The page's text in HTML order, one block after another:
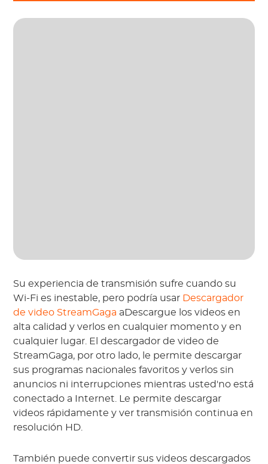
Su experiencia de transmisión sufre cuando su
Wi-Fi es inestable, pero podría usar Descargador
de video StreamGaga aDescargue los videos en
alta calidad y verlos en cualquier momento y en
cualquier lugar. El descargador de video de
StreamGaga, por otro lado, le permite descargar
sus programas nacionales favoritos y verlos sin
anuncios ni interrupciones mientras usted'no está
conectado a Internet. Le permite descargar
videos rápidamente y ver transmisión continua en
resolución HD.
También puede convertir sus videos descargados